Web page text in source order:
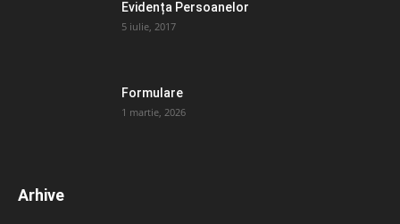
Evidența Persoanelor
5 iulie, 2017
Formulare
1 martie, 2026
Arhive